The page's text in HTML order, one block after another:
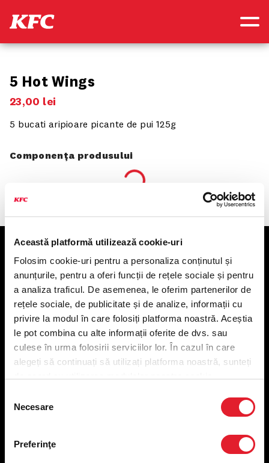
Această platformă utilizează cookie-uri
Folosim cookie-uri pentru a personaliza conținutul și
anunțurile, pentru a oferi funcții de rețele sociale și pentru
a analiza traficul. De asemenea, le oferim partenerilor de
rețele sociale, de publicitate și de analize, informații cu
privire la modul în care folosiți platforma noastră. Aceștia
le pot combina cu alte informații oferite de dvs. sau
culese în urma folosirii serviciilor lor. În cazul în care
alegeți să continuați să utilizați platforma noastră, sunteți
consimțământului
Necesare
Preferinţe
5 Hot Wings
23,00 lei
5 bucati aripioare picante de pui 125g
Componența produsului
KFC
Meniu livrare
Meniu ridicare
Nutriționale și Alergeni
Abonare Newsletter
Contact
Utile
Politica privind prelucrarea datelor
Condiții de desfășurare „Descarcă KFC APP”